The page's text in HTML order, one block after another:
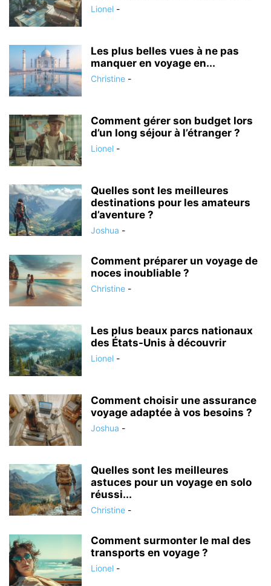
Lionel -
Les plus belles vues à ne pas
manquer en voyage en...
Christine -
Comment gérer son budget lors
d’un long séjour à l’étranger ?
Lionel -
Quelles sont les meilleures
destinations pour les amateurs
d’aventure ?
Joshua -
Comment préparer un voyage de
noces inoubliable ?
Christine -
Les plus beaux parcs nationaux
des États-Unis à découvrir
Lionel -
Comment choisir une assurance
voyage adaptée à vos besoins ?
Joshua -
Quelles sont les meilleures
astuces pour un voyage en solo
réussi...
Christine -
Comment surmonter le mal des
transports en voyage ?
Lionel -